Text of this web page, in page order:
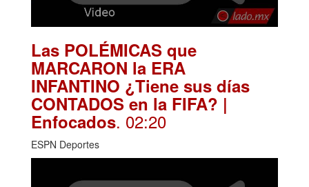
Las POLÉMICAS que
MARCARON la ERA
INFANTINO ¿Tiene sus días
CONTADOS en la FIFA? |
Enfocados. 02:20
ESPN Deportes